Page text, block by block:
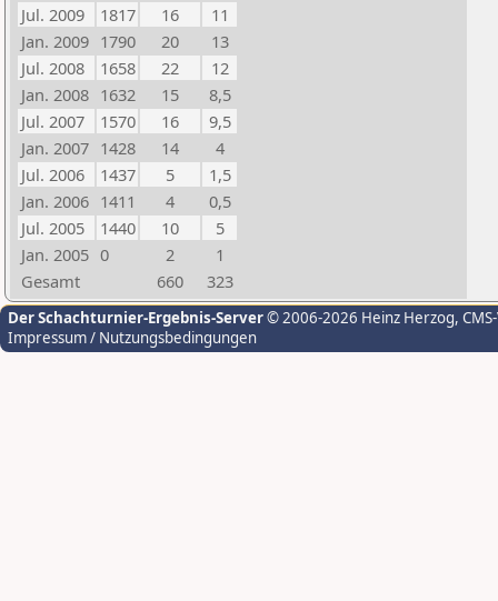
Jul. 2009
1817 16
11
Jan. 2009 1790 20
13
Jul. 2008
1658 22
12
Jan. 2008 1632 15
8,5
Jul. 2007
1570 16
9,5
Jan. 2007 1428 14
4
Jul. 2006
1437 5
1,5
Jan. 2006 1411 4
0,5
Jul. 2005
1440 10
5
Jan. 2005 0 2
1
Gesamt
660 323
Der Schachturnier-Ergebnis-Server© 2006-2026 Heinz Herzog,
Impressum / Nutzungsbedingungen